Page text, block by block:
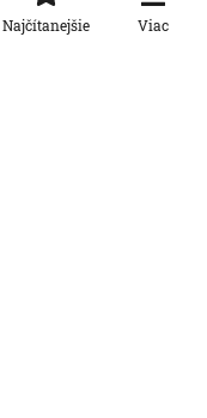
Najčítanejšie Viac